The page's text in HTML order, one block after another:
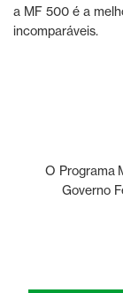
a MF 500 é a
incomparáveis.
O Programa
Governo